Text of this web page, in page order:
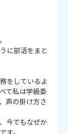
に部活をまと
をしているよ
て私は学級委
声の掛け方さ
今でもなぜか